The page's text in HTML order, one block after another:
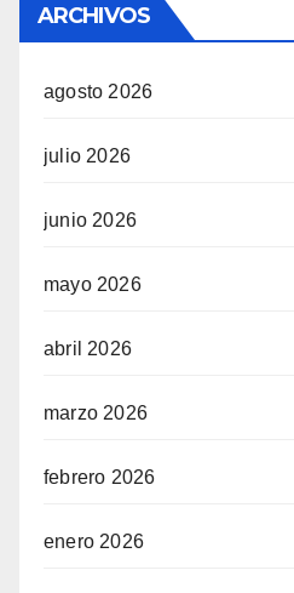
ARCHIVOS
agosto 2026
julio 2026
junio 2026
mayo 2026
abril 2026
marzo 2026
febrero 2026
enero 2026